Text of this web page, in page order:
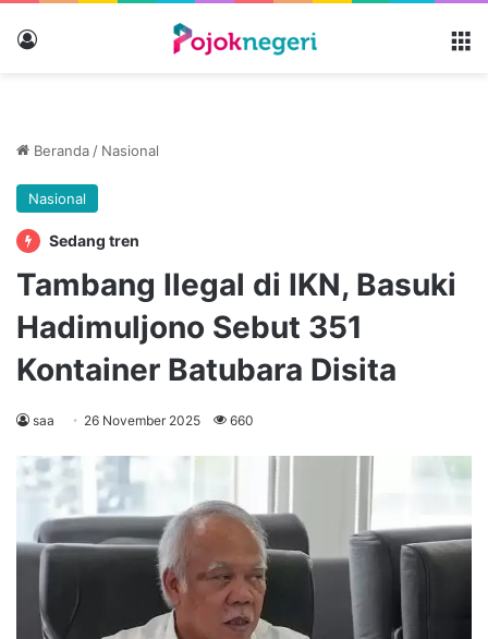
Beranda / Nasional
Nasional
Sedang tren
Tambang Ilegal di IKN, Basuki
Hadimuljono Sebut 351
Kontainer Batubara Disita
saa 26 November 2025 660